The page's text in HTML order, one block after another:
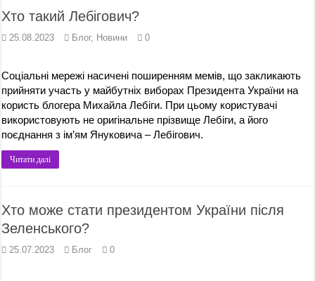
Хто такий Лебігович?
25.08.2023 Блог, Новини 0
Соціальні мережі насичені поширенням мемів, що закликають
прийняти участь у майбутніх виборах Президента України на
користь блогера Михайла Лебіги. При цьому користувачі
використовують не оригінальне прізвище Лебіги, а його
поєднання з ім’ям Януковича – Лебігович.
Читати далі
Хто може стати президентом України після
Зеленського?
25.07.2023 Блог 0